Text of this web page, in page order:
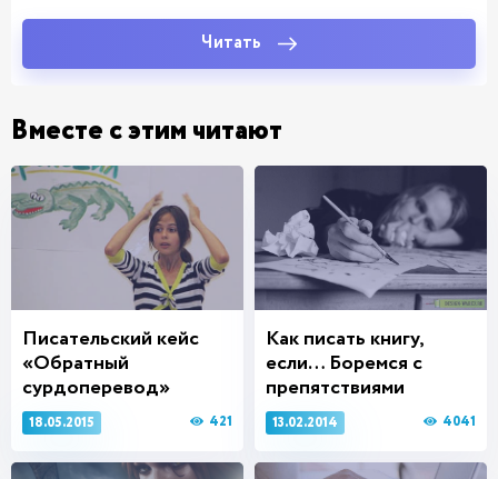
Читать
Вместе с этим читают
Писательский кейс
«Обратный
сурдоперевод»
18.05.2015 421
Как писать книгу,
если… Боремся с
препятствиями
13.02.2014 4041